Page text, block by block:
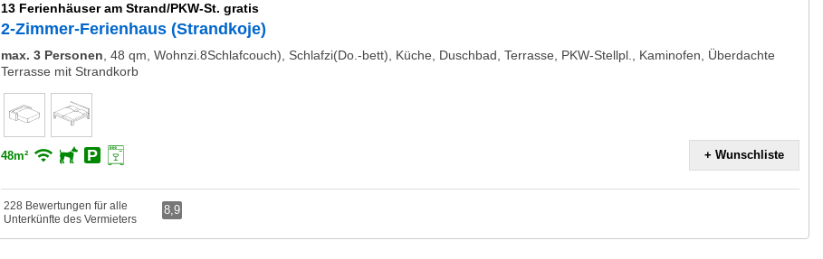
13 Ferienhäuser am Strand/PKW-St. gratis
2-Zimmer-Ferienhaus (Strandkoje)
max. 3 Personen, 48 qm, Wohnzi.8Schlafcouch), Schlafzi(Do.-bett), Küche, Duschbad, Terrasse, PKW-Stellpl., Kaminofen, Überdachte
Terrasse mit Strandkorb
48m² + Wunschliste
228 Bewertungen für alle
Unterkünfte des Vermieters
8,9